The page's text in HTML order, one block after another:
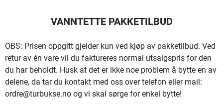
VANNTETTE PAKKETILBUD
OBS: Prisen oppgitt gjelder kun ved kjøp av pakketilbud. Ved
retur av én vare vil du faktureres normal utsalgspris for den
du har beholdt. Husk at det er ikke noe problem å bytte en av
delene, da tar du kontakt med oss over telefon eller mail:
ordre@turbukse.no og vi skal sørge for enkel bytte!